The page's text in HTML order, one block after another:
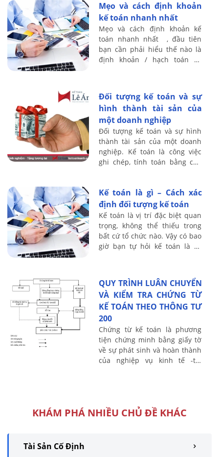
...
Mẹo và cách định khoản
kế toán nhanh nhất
Mẹo và cách định khoản kế
toán nhanh nhất , đầu tiên
bạn cần phải hiểu thế nào là
định khoản / hạch toán kế
Đối tượng kế toán và sự
hình thành tài sản của
một doanh nghiệp
Đối tượng kế toán và sự hình
thành tài sản của một doanh
nghiệp. Kế toán là công việc
ghi chép, tính toán bằng con
...
Kế toán là gì – Cách xác
định đối tượng kế toán
Kế toán là vị trí đặc biệt quan
trọng, không thể thiếu trong
bất cứ tổ chức nào. Vậy có bao
giờ bạn tự hỏi kế toán là gì,
QUY TRÌNH LUÂN CHUYỂN
VÀ KIỂM TRA CHỨNG TỪ
KẾ TOÁN THEO THÔNG TƯ
200
Chứng từ kế toán là phương
tiện chứng minh bằng giấy tờ
về sự phát sinh và hoàn thành
của nghiệp vụ kinh tế -tài
KHÁM PHÁ NHIỀU CHỦ ĐỀ KHÁC
Tài Sản Cố Định